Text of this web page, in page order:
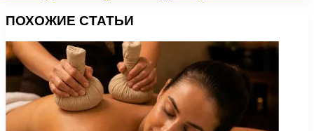
ПОХОЖИЕ СТАТЬИ